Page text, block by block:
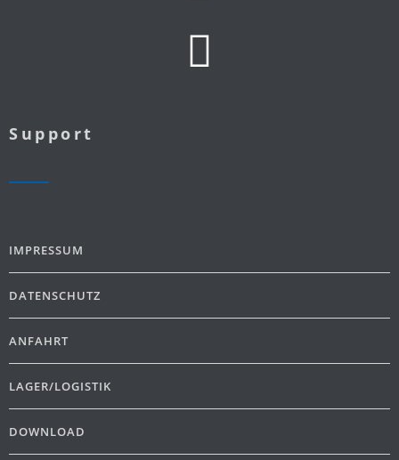
Support
IMPRESSUM
DATENSCHUTZ
ANFAHRT
LAGER/LOGISTIK
DOWNLOAD